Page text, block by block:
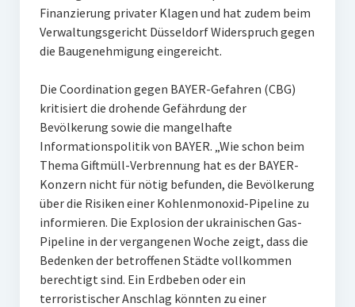
Finanzierung privater Klagen und hat zudem beim
Verwaltungsgericht Düsseldorf Widerspruch gegen
die Baugenehmigung eingereicht.
Die Coordination gegen BAYER-Gefahren (CBG)
kritisiert die drohende Gefährdung der
Bevölkerung sowie die mangelhafte
Informationspolitik von BAYER. „Wie schon beim
Thema Giftmüll-Verbrennung hat es der BAYER-
Konzern nicht für nötig befunden, die Bevölkerung
über die Risiken einer Kohlenmonoxid-Pipeline zu
informieren. Die Explosion der ukrainischen Gas-
Pipeline in der vergangenen Woche zeigt, dass die
Bedenken der betroffenen Städte vollkommen
berechtigt sind. Ein Erdbeben oder ein
terroristischer Anschlag könnten zu einer